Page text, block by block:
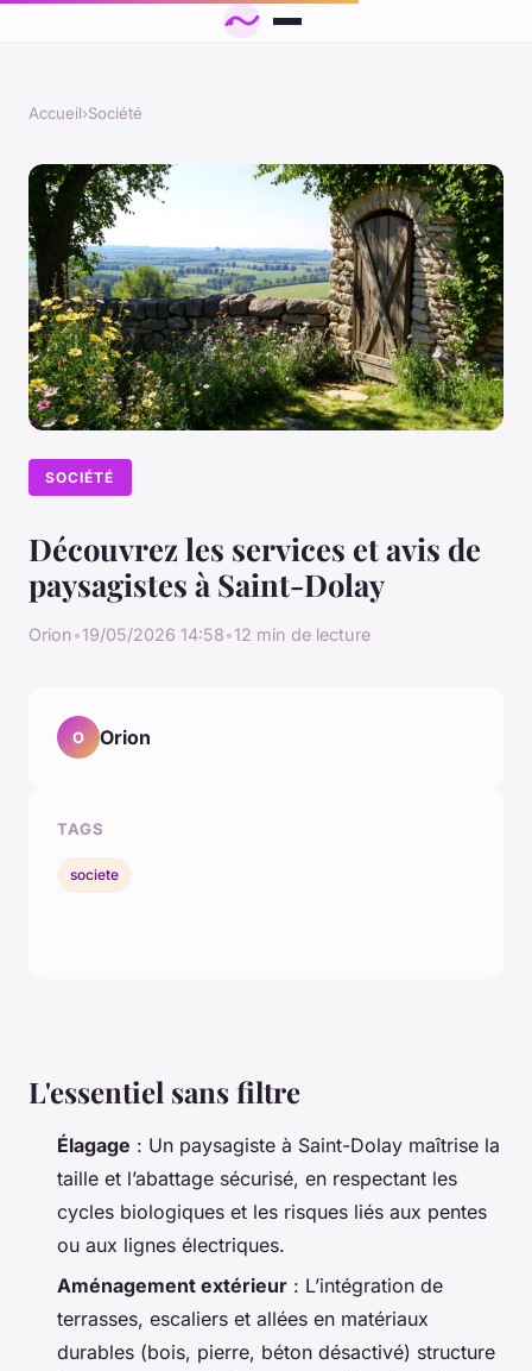
Accueil›Société
SOCIÉTÉ
Découvrez les services et avis de
paysagistes à Saint-Dolay
Orion•19/05/2026 14:58•12 min de lecture
L'essentiel sans filtre
Élagage : Un paysagiste à Saint-Dolay maîtrise la
taille et l’abattage sécurisé, en respectant les
cycles biologiques et les risques liés aux pentes
ou aux lignes électriques.
Aménagement extérieur : L’intégration de
terrasses, escaliers et allées en matériaux
durables (bois, pierre, béton désactivé) structure
O Orion
TAGS
societe